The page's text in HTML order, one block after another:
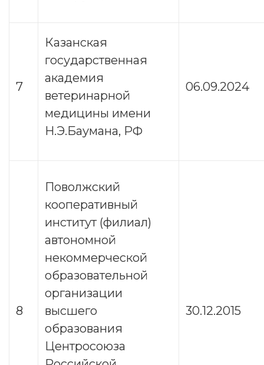
7
Казанская
государственная
академия
ветеринарной
медицины имени
Н.Э.Баумана, РФ
06.09.2024
8
Поволжский
кооперативный
институт (филиал)
автономной
некоммерческой
образовательной
организации
высшего
образования
Центросоюза
30.12.2015